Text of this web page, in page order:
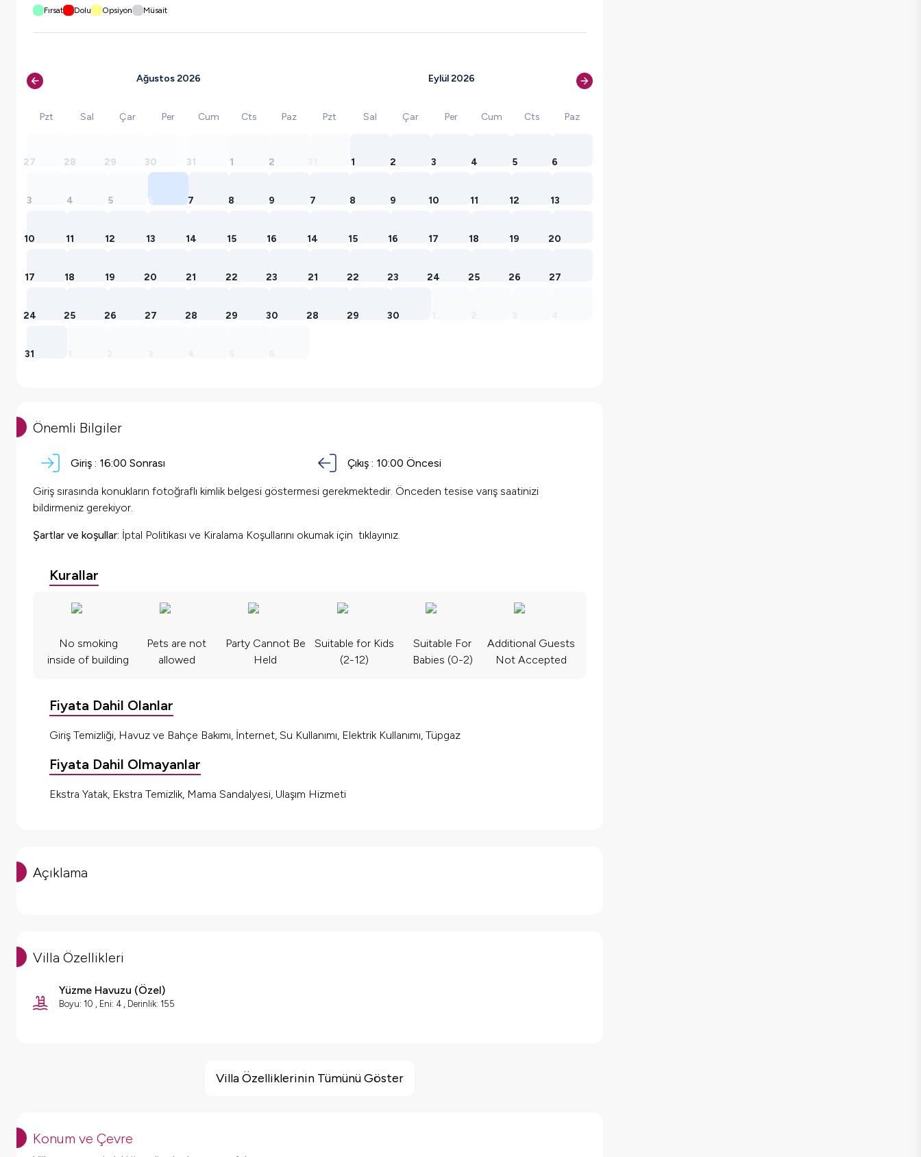
Fırsat Dolu Opsiyon Müsait
Ağustos 2026
Pzt Sal Çar Per Cum Cts Paz
27 28 29 30 31 1 2
3 4 5 6 7 8 9
10 11 12 13 14 15 16
17 18 19 20 21 22 23
24 25 26 27 28 29 30
31
Eylül 2026
Pzt Sal Çar Per Cum Cts Paz
1 2 3 4 5 6
7 8 9 10 11 12 13
14 15 16 17 18 19 20
21 22 23 24 25 26 27
28 29 30
Önemli Bilgiler
Giriş : 16:00 Sonrası Çıkış : 10:00 Öncesi
Giriş sırasında konukların fotoğraflı kimlik belgesi göstermesi gerekmektedir. Önceden tesise varış saatinizi
bildirmeniz gerekiyor.
Şartlar ve koşullar: İptal Politikası ve Kiralama Koşullarını okumak için tıklayınız.
Kurallar
No smoking
inside of building
Pets are not
allowed
Party Cannot Be
Held
Suitable for Kids
(2-12)
Suitable For
Babies (0-2)
Additional Guests
Not Accepted
Fiyata Dahil Olanlar
Giriş Temizliği, Havuz ve Bahçe Bakımı, İnternet, Su Kullanımı, Elektrik Kullanımı, Tüpgaz
Fiyata Dahil Olmayanlar
Ekstra Yatak, Ekstra Temizlik, Mama Sandalyesi, Ulaşım Hizmeti
Açıklama
Villa Özellikleri
Yüzme Havuzu (Özel)
Boyu: 10 , Eni: 4 , Derinlik: 155
Salıncak
Korunaklı Havuz
Villa Özelliklerinin Tümünü Göster
Konum ve Çevre
Yol Tarifi Al